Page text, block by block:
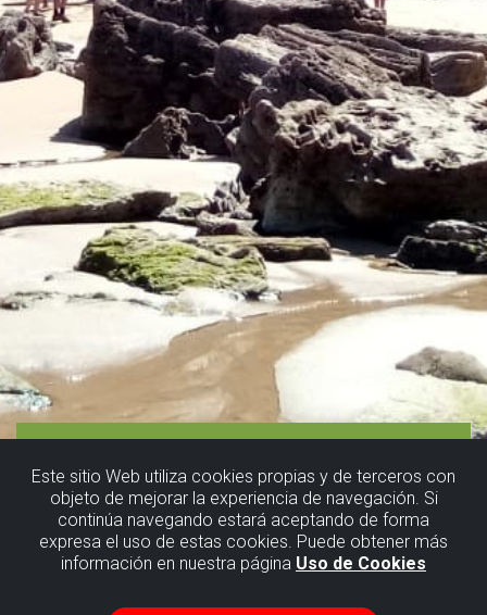
Este sitio Web utiliza cookies propias y de terceros con
objeto de mejorar la experiencia de navegación. Si
continúa navegando estará aceptando de forma
expresa el uso de estas cookies. Puede obtener más
información en nuestra página Uso de Cookies